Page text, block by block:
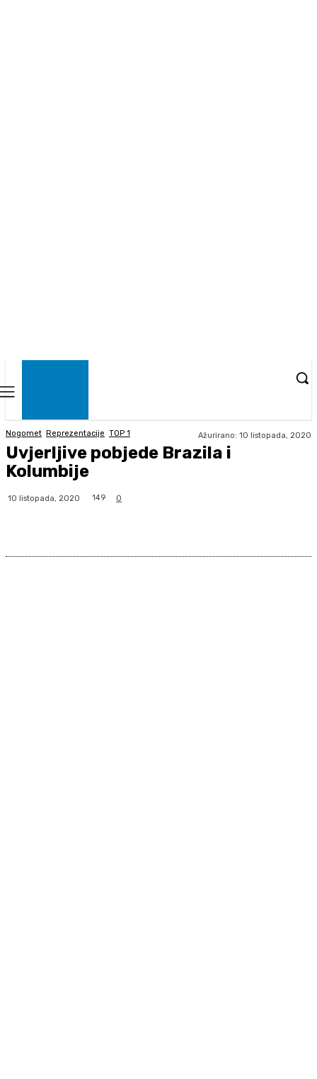
Nogomet Reprezentacije TOP 1 Ažurirano: 10 listopada, 2020
Uvjerljive pobjede Brazila i
Kolumbije
10 listopada, 2020 149 0